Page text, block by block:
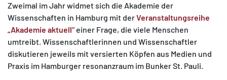
Zweimal im Jahr widmet sich die Akademie der
Wissenschaften in Hamburg mit derVeranstaltungsreihe
„Akademie aktuell“einer Frage, die viele Menschen
umtreibt. Wissenschaftlerinnen und Wissenschaftler
diskutieren jeweils mit versierten Köpfen aus Medien und
Praxis im Hamburger resonanzraum im Bunker St. Pauli.